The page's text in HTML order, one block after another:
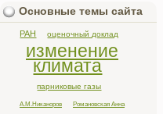
Основные темы сайта
РАН оценочный доклад
изменение
климата
парниковые газы
А.М.Никаноров Романовская Анна